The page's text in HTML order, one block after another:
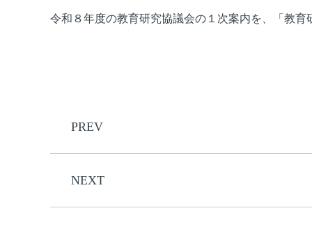
令和８年度の教育研究協議会の１次案内を、「教
PREV
NEXT